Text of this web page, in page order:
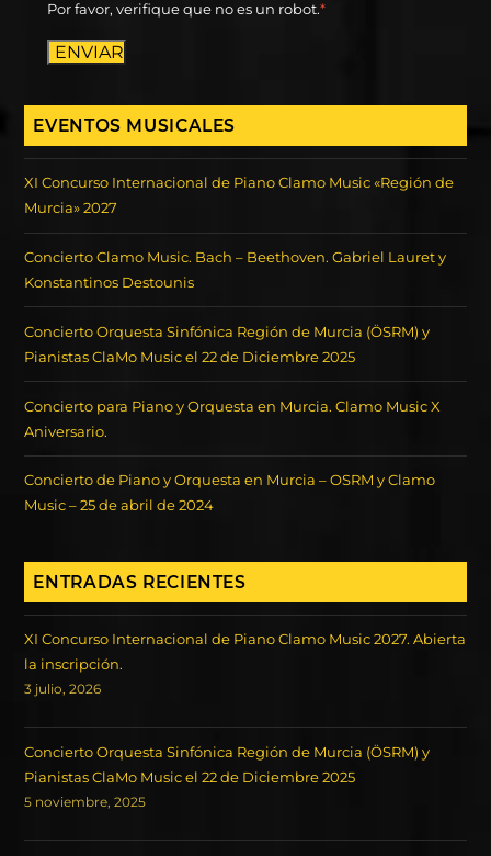
Por favor, verifique que no es un robot.*
ENVIAR
EVENTOS MUSICALES
XI Concurso Internacional de Piano Clamo Music «Región de
Murcia» 2027
Concierto Clamo Music. Bach – Beethoven. Gabriel Lauret y
Konstantinos Destounis
Concierto Orquesta Sinfónica Región de Murcia (ÖSRM) y
Pianistas ClaMo Music el 22 de Diciembre 2025
Concierto para Piano y Orquesta en Murcia. Clamo Music X
Aniversario.
Concierto de Piano y Orquesta en Murcia – OSRM y Clamo
Music – 25 de abril de 2024
ENTRADAS RECIENTES
XI Concurso Internacional de Piano Clamo Music 2027. Abierta
la inscripción.
3 julio, 2026
Concierto Orquesta Sinfónica Región de Murcia (ÖSRM) y
Pianistas ClaMo Music el 22 de Diciembre 2025
5 noviembre, 2025